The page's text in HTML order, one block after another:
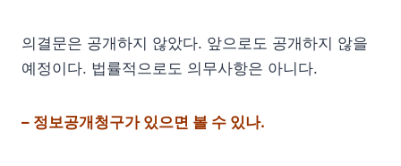
의결문은 공개하지 않았다. 앞으로도 공개하지 않을
예정이다. 법률적으로도 의무사항은 아니다.
– 정보공개청구가 있으면 볼 수 있나.